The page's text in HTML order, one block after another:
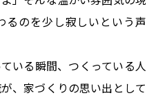
るのを少し寂しいという声
いる瞬間、つくっている人
、家づくりの思い出として